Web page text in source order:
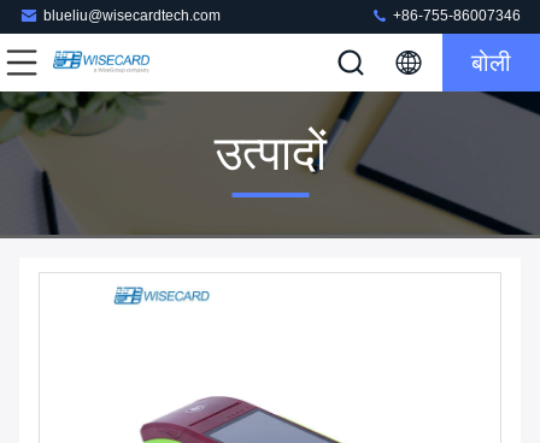
blueliu@wisecardtech.com +86-755-86007346
बोली
उत्पादों